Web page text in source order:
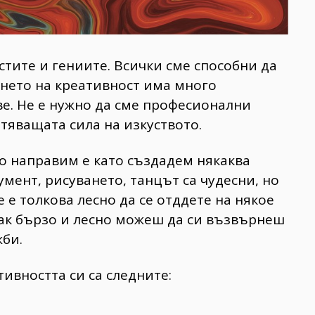
и гениите. Всички сме способни да
на креативност има много
Не е нужно да сме професионални
сила на изкуството.
направим е като създадем някаква
рисуването, танцът са чудесни, но
толкова лесно да се отддете на някое
бързо и лесно можеш да си възвърнеш
си са следните: